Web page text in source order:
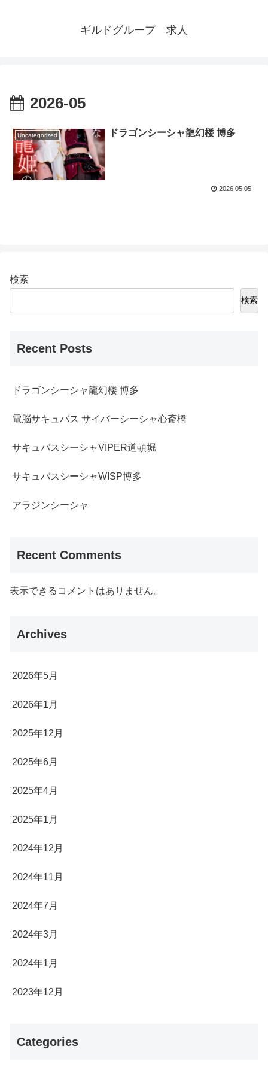
ギルドグループ 求人
2026-05
Uncategorized ドラゴンシーシャ龍幻楼 博多
2026.05.05
検索
検索
Recent Posts
ドラゴンシーシャ龍幻楼 博多
電脳サキュバス サイバーシーシャ心斎橋
サキュバスシーシャVIPER道頓堀
サキュバスシーシャWISP博多
アラジンシーシャ
Recent Comments
表示できるコメントはありません。
Archives
2026年5月
2026年1月
2025年12月
2025年6月
2025年4月
2025年1月
2024年12月
2024年11月
2024年7月
2024年3月
2024年1月
2023年12月
Categories